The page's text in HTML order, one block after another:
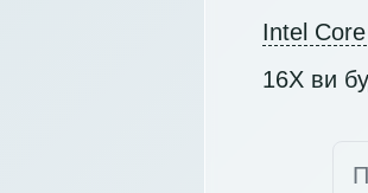
Intel
16X ви